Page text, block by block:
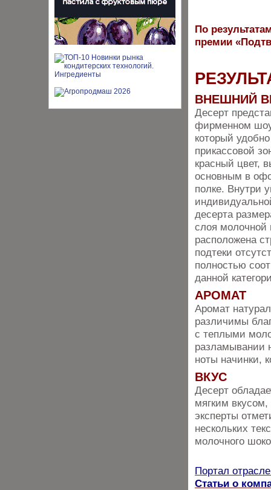
По
премии
ВНЕШНИЙ
Десерт
фирменном
который
прикассовой
красный цвет,
основным в
полке. Внутри
десерта
слоя молочной
расположена
подтеки
полностью
данной
АРОМАТ
Аромат
различимы
с теплыми
разламывании
ноты начинки,
ВКУС
Десерт
мягким
эксперты
нескольких
молочного
Портал
Статьи о